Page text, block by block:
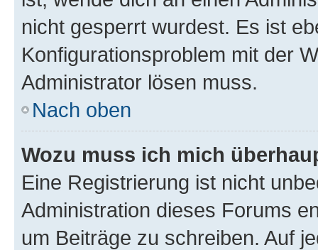
nicht gesperrt wurdest. Es ist
Konfigurationsproblem mit der
Administrator lösen muss.
Nach oben
Wozu muss ich mich
Eine Registrierung ist nicht
Administration dieses Forums
um Beiträge zu schreiben. Auf